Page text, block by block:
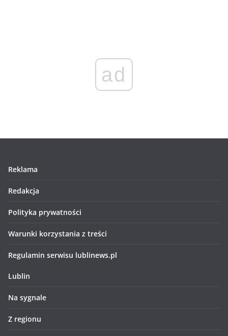
ad
Reklama
Redakcja
Polityka prywatności
Warunki korzystania z treści
Regulamin serwisu lublinews.pl
Lublin
Na sygnale
Z regionu